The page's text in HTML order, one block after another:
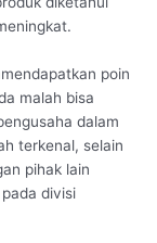
poin
malah bisa
dalam
terkenal, selain
pihak lain
divisi